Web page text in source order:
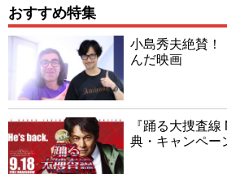
おすすめ特集
小島秀夫絶賛！
んだ映画
『踊る大捜査
典・キャンペー